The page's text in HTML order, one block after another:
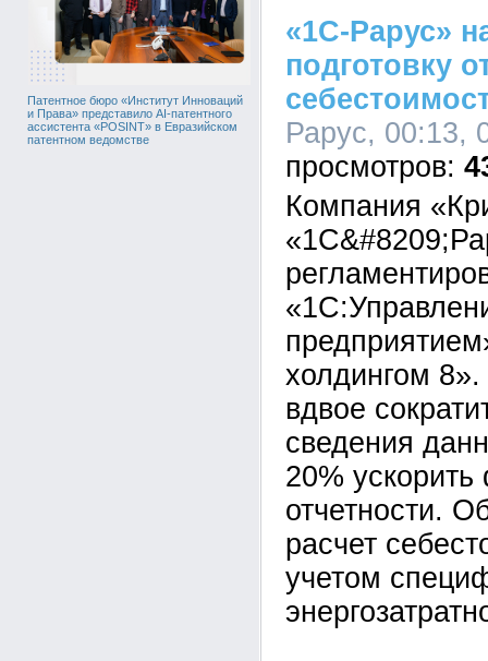
Патентное бюро «Институт Инноваций
и Права» представило AI-патентного
ассистента «POSINT» в Евразийском
патентном ведомстве
«1С-Рарус»
подготовку
Рарус, 00:13,
Компания
холдингом
вдвое
сведения
20%
отчетности.
расчет
учетом